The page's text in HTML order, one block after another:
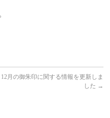
12月の御朱印に関する情報を更新しま
した →